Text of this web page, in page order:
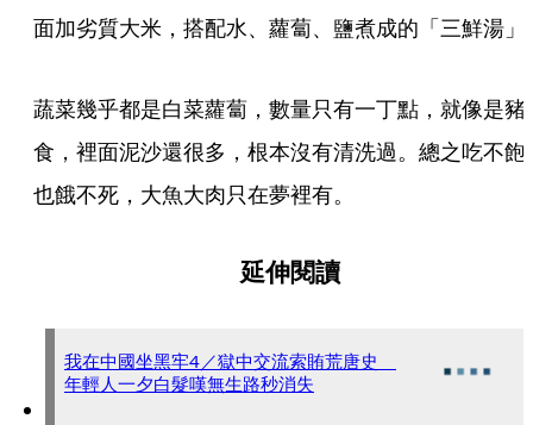
面加劣質大米，搭配水、蘿蔔、鹽煮成的「三鮮湯」
蔬菜幾乎都是白菜蘿蔔，數量只有一丁點，就像是豬
食，裡面泥沙還很多，根本沒有清洗過。總之吃不飽
也餓不死，大魚大肉只在夢裡有。
延伸閱讀
我在中國坐黑牢4／獄中交流索賄荒唐史
年輕人一夕白髮嘆無生路秒消失